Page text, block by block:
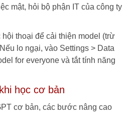
mật, hỏi bộ phận IT của công ty
thoại để cải thiện model (trừ
lo ngại, vào Settings > Data
for everyone và tắt tính năng
học cơ bản
cơ bản, các bước nâng cao